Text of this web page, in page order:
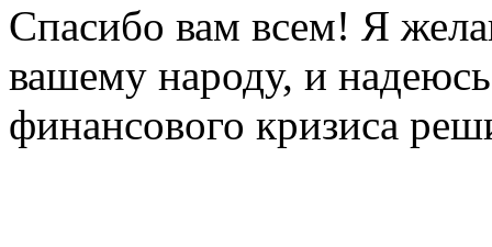
Спасибо вам всем! Я
вашему народу, и
финансового кризиса